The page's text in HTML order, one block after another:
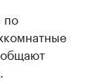
по